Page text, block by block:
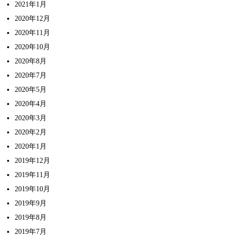
2021年1月
2020年12月
2020年11月
2020年10月
2020年8月
2020年7月
2020年5月
2020年4月
2020年3月
2020年2月
2020年1月
2019年12月
2019年11月
2019年10月
2019年9月
2019年8月
2019年7月